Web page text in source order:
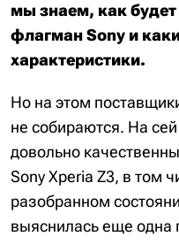
мы знаем, как
флагман Sony и
характеристики.
Но на этом
не собираются. На
довольно
Sony Xperia Z3, в том
разобранном
выяснилась еще одна